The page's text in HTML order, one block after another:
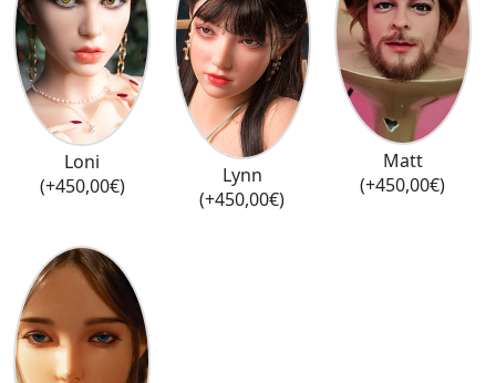
Loni
(+450,00€)
Lynn
(+450,00€)
Matt
(+450,00€)